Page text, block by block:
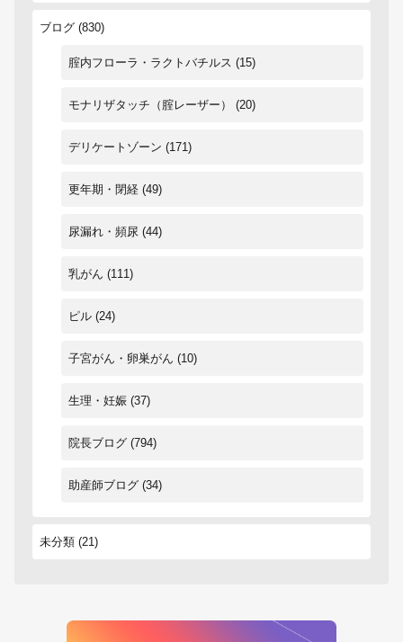
ブログ (830)
腟内フローラ・ラクトバチルス (15)
モナリザタッチ（腟レーザー） (20)
デリケートゾーン (171)
更年期・閉経 (49)
尿漏れ・頻尿 (44)
乳がん (111)
ピル (24)
子宮がん・卵巣がん (10)
生理・妊娠 (37)
院長ブログ (794)
助産師ブログ (34)
未分類 (21)